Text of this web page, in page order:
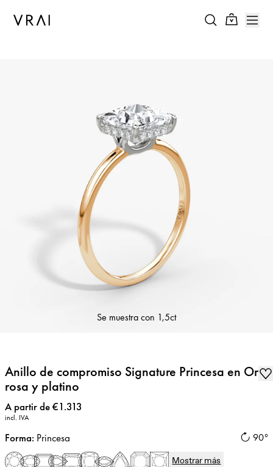
Se muestra con 1,5ct
Anillo de compromiso Signature Princesa en Oro
rosa y platino
Precio:
A partir de €1.313
incl. IVA
90°
Forma: Princesa
Mostrar más